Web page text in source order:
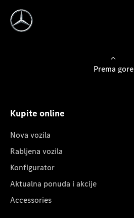
Prema gore
Kupite online
Nova vozila
Rabljena vozila
Konfigurator
Aktualna ponuda i akcije
Accessories